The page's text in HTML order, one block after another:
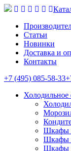
Статьи
Новинки
Доставка и
Контакты
+7 (495) 085-58-33
Холодильное
Шкафы
Шкафы
Шкафы